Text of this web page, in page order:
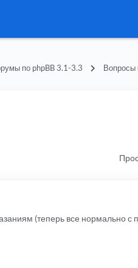
по phpBB 3.1-3.3 Вопросы
(теперь все нормально с